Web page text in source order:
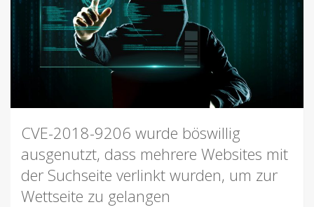
CVE-2018-9206 wurde böswillig
ausgenutzt, dass mehrere Websites mit
der Suchseite verlinkt wurden, um zur
Wettseite zu gelangen